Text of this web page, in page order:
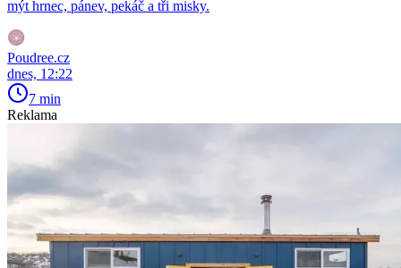
mýt hrnec, pánev, pekáč a tři misky.
Poudree.cz
dnes, 12:22
7 min
Reklama